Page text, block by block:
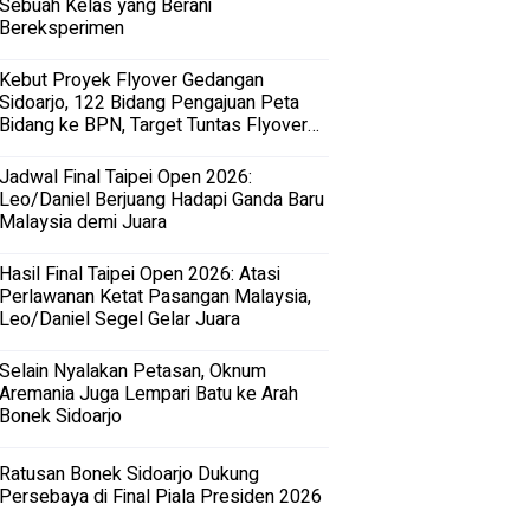
Sebuah Kelas yang Berani
Bereksperimen
Kebut Proyek Flyover Gedangan
Sidoarjo, 122 Bidang Pengajuan Peta
Bidang ke BPN, Target Tuntas Flyover
Jadwal Final Taipei Open 2026:
Leo/Daniel Berjuang Hadapi Ganda Baru
Malaysia demi Juara
Hasil Final Taipei Open 2026: Atasi
Perlawanan Ketat Pasangan Malaysia,
Leo/Daniel Segel Gelar Juara
Selain Nyalakan Petasan, Oknum
Aremania Juga Lempari Batu ke Arah
Bonek Sidoarjo
Ratusan Bonek Sidoarjo Dukung
Persebaya di Final Piala Presiden 2026